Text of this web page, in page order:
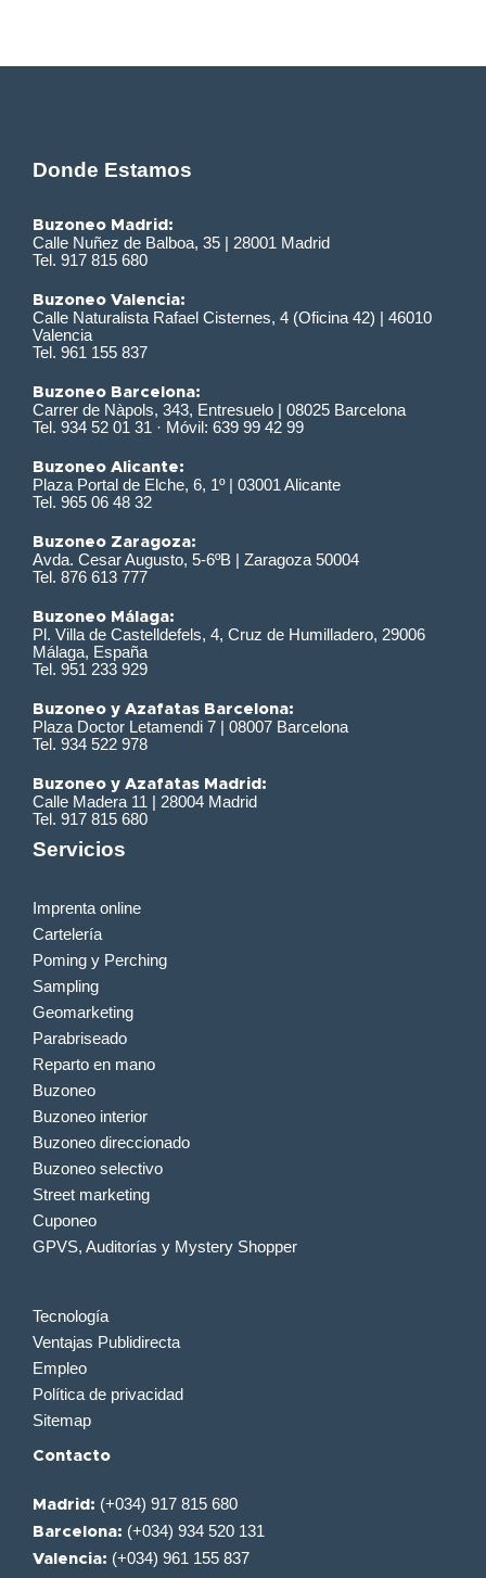
Donde Estamos
Buzoneo Madrid:
Calle Nuñez de Balboa, 35 | 28001 Madrid
Tel. 917 815 680
Buzoneo Valencia:
Calle Naturalista Rafael Cisternes, 4 (Oficina 42) | 46010
Valencia
Tel. 961 155 837
Buzoneo Barcelona:
Carrer de Nàpols, 343, Entresuelo | 08025 Barcelona
Tel. 934 52 01 31 · Móvil: 639 99 42 99
Buzoneo Alicante:
Plaza Portal de Elche, 6, 1º | 03001 Alicante
Tel. 965 06 48 32
Buzoneo Zaragoza:
Avda. Cesar Augusto, 5-6ºB | Zaragoza 50004
Tel. 876 613 777
Buzoneo Málaga:
Pl. Villa de Castelldefels, 4, Cruz de Humilladero, 29006
Málaga, España
Tel. 951 233 929
Buzoneo y Azafatas Barcelona:
Plaza Doctor Letamendi 7 | 08007 Barcelona
Tel. 934 522 978
Buzoneo y Azafatas Madrid:
Calle Madera 11 | 28004 Madrid
Tel. 917 815 680
Servicios
Imprenta online
Cartelería
Poming y Perching
Sampling
Geomarketing
Parabriseado
Reparto en mano
Buzoneo
Buzoneo interior
Buzoneo direccionado
Buzoneo selectivo
Street marketing
Cuponeo
GPVS, Auditorías y Mystery Shopper
Tecnología
Ventajas Publidirecta
Empleo
Política de privacidad
Sitemap
Contacto
Madrid: (+034) 917 815 680
Barcelona: (+034) 934 520 131
Valencia: (+034) 961 155 837